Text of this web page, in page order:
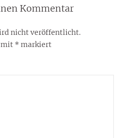
Kommentar
nicht veröffentlicht.
mit * markiert